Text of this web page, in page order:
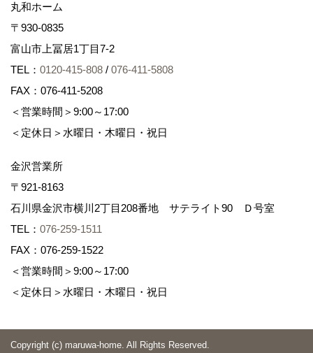
丸和ホーム
〒930-0835
富山市上冨居1丁目7-2
TEL： 0120-415-808 / 076-411-5808
FAX：076-411-5208
＜営業時間＞9:00～17:00
＜定休日＞水曜日・木曜日・祝日
金沢営業所
〒921-8163
石川県金沢市横川2丁目208番地 サテライト90 Ｄ号室
TEL： 076-259-1511
FAX：076-259-1522
＜営業時間＞9:00～17:00
＜定休日＞水曜日・木曜日・祝日
Copyright (c) maruwa-home. All Rights Reserved.